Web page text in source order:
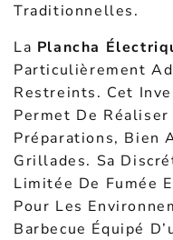
Traditionnelles.
La Plancha
Particulièrement
Restreints. Cet
Permet De
Préparations, Bien
Grillades. Sa
Limitée De Fumée
Pour Les
Barbecue Équipé